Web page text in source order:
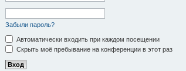
Забыли пароль?
Автоматически входить при каждом посещении
Скрыть моё пребывание на конференции в этот раз